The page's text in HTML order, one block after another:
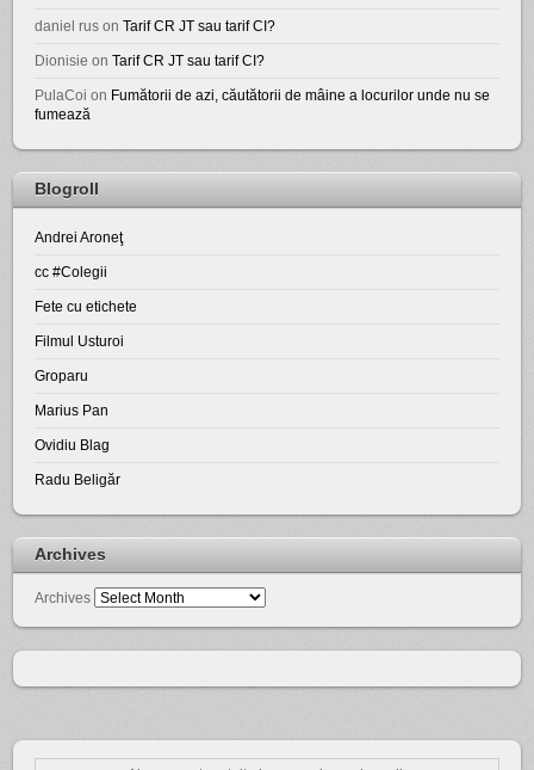
daniel rus onTarif CR JT sau tarif CI?
Dionisie onTarif CR JT sau tarif CI?
PulaCoi on Fumătorii de azi, căutătorii de mâine a locurilor unde nu se
fumează
Blogroll
Andrei Aroneţ
cc #Colegii
Fete cu etichete
Filmul Usturoi
Groparu
Marius Pan
Ovidiu Blag
Radu Beligăr
Archives
Archives